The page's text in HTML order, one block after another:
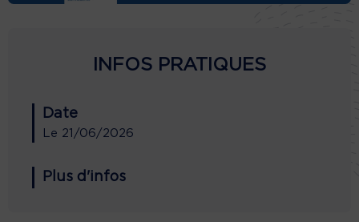
INFOS PRATIQUES
Date
Le 21/06/2026
Plus d'infos